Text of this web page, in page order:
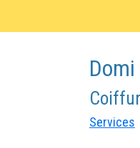
Services